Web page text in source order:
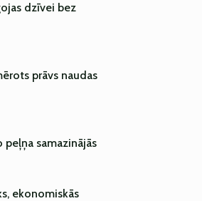
dzīvei bez
prāvs naudas
peļņa samazinājās
ekonomiskās